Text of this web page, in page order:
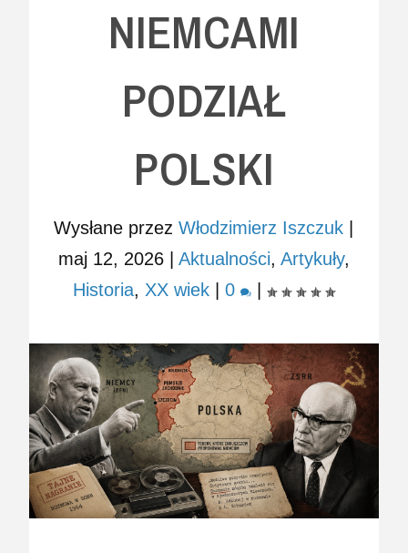
NIEMCAMI
PODZIAŁ
POLSKI
Wysłane przezWłodzimierz Iszczuk
maj 12, 2026| Aktualności, Artykuły,
Historia, XX wiek |0 |